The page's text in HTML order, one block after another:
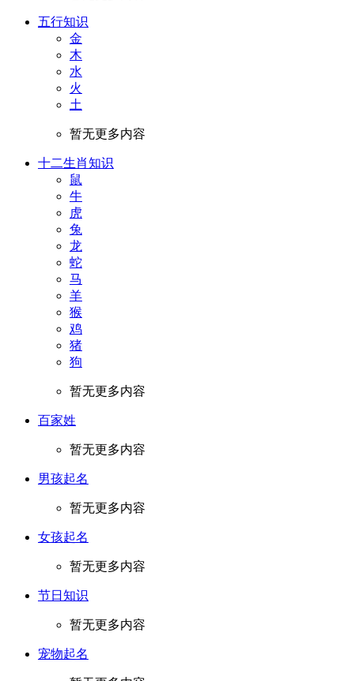
五行知识
金
木
水
火
土
暂无更多内容
十二生肖知识
鼠
牛
虎
兔
龙
蛇
马
羊
猴
鸡
猪
狗
暂无更多内容
百家姓
暂无更多内容
男孩起名
暂无更多内容
女孩起名
暂无更多内容
节日知识
暂无更多内容
宠物起名